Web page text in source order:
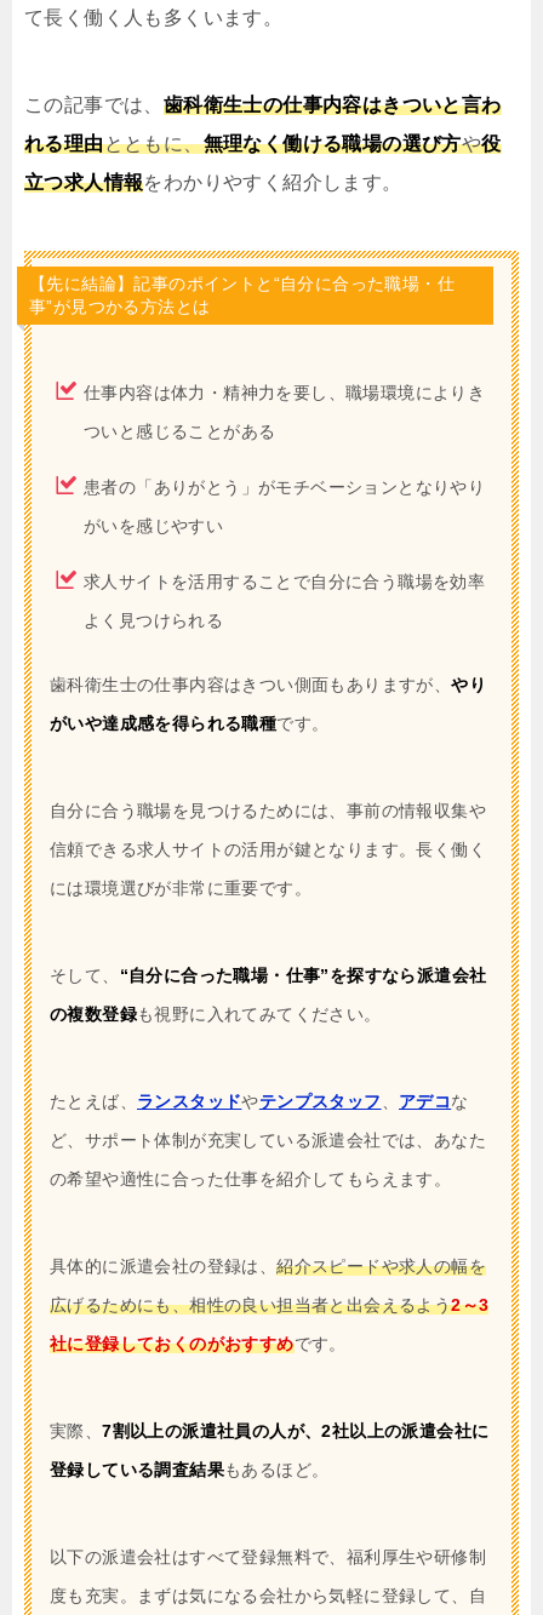
て長く働く人も多くいます。
この記事では、 歯科衛生士の仕事内容はきついと言わ
れる理由とともに、無理なく働ける職場の選び方や役
立つ求人情報をわかりやすく紹介します。
【先に結論】記事のポイントと“自分に合った職場・仕
事”が見つかる方法とは
仕事内容は体力・精神力を要し、職場環境によりき
ついと感じることがある
患者の「ありがとう」がモチベーションとなりやり
がいを感じやすい
求人サイトを活用することで自分に合う職場を効率
よく見つけられる
歯科衛生士の仕事内容はきつい側面もありますが、やり
がいや達成感を得られる職種です。
自分に合う職場を見つけるためには、事前の情報収集や
信頼できる求人サイトの活用が鍵となります。長く働く
には環境選びが非常に重要です。
そして、 “自分に合った職場・仕事”を探すなら派遣会社
の複数登録も視野に入れてみてください。
たとえば、 ランスタッドやテンプスタッフ、 アデコな
ど、サポート体制が充実している派遣会社では、あなた
の希望や適性に合った仕事を紹介してもらえます。
具体的に派遣会社の登録は、紹介スピードや求人の幅を
広げるためにも、相性の良い担当者と出会えるよう2～3
社に登録しておくのがおすすめです。
実際、7割以上の派遣社員の人が、2社以上の派遣会社に
登録している調査結果もあるほど。
以下の派遣会社はすべて登録無料で、福利厚生や研修制
度も充実。まずは気になる会社から気軽に登録して、自